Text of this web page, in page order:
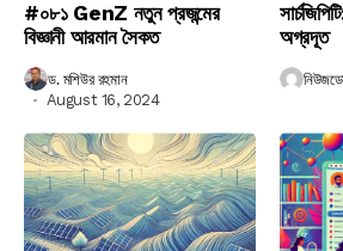
#০৮১ GenZ নতুন প্রজন্মের
বিজ্ঞানী আরমান সৈকত
ড. মশিউর রহমান
August 16, 2024
অগ্রদূত